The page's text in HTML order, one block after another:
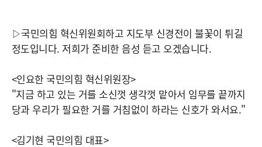
▷국민의힘 혁신위원회하고 지도부 신경전이 불꽃이 튀길
정도입니다. 저희가 준비한 음성 듣고 오겠습니다.
<인요한 국민의힘 혁신위원장>
"지금 하고 있는 거를 소신껏 생각껏 맡아서 임무를 끝까지
당과 우리가 필요한 거를 거침없이 하라는 신호가 와서요."
<김기현 국민의힘 대표>